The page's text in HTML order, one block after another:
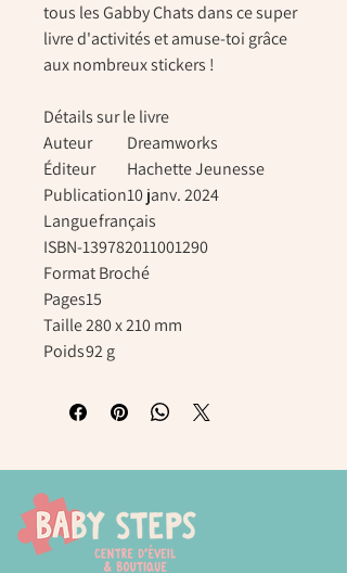
tous les Gabby Chats dans ce super
livre d'activités et amuse-toi grâce
aux nombreux stickers !
Détails sur le livre
Auteur
Dreamworks
Éditeur
Hachette Jeunesse
Publication10 janv. 2024
Languefrançais
ISBN-139782011001290
FormatBroché
Pages15
Taille280 x 210 mm
Poids92 g